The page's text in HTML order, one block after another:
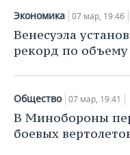
Экономика 07 мар, 19:46
Венесуэла
рекорд по
Общество 07 мар, 19:41
В Минобороны
боевых